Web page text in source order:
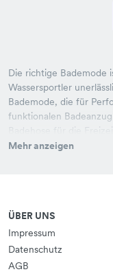
Die richtige Bademode
Wassersportler
Bademode, die für
funktionalen
und hohe Qualität. In
Mehr anzeigen
ÜBER UNS
Impressum
Datenschutz
AGB